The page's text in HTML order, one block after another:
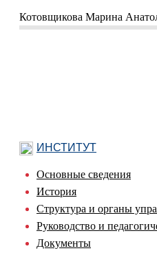
Котовщикова Марина
ИНСТИТУТ
Основные сведения
История
Структура и органы
Руководство и
Документы